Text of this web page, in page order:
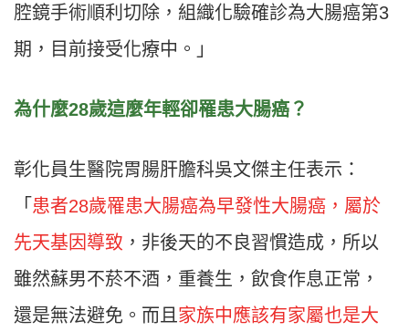
腔鏡手術順利切除，組織化驗確診為大腸癌第3
期，目前接受化療中。」
為什麼28歲這麼年輕卻罹患大腸癌？
彰化員生醫院胃腸肝膽科吳文傑主任表示：
「 患者28歲罹患大腸癌為早發性大腸癌，屬於
先天基因導致 ，非後天的不良習慣造成，所以
雖然蘇男不菸不酒，重養生，飲食作息正常，
還是無法避免。而且 家族中應該有家屬也是大